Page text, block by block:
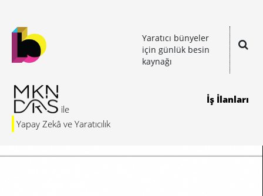
Yaratıcı bünyeler
için günlük besin
kaynağı
Yapay Zekâ ve Yaratıcılık
İş İlanları